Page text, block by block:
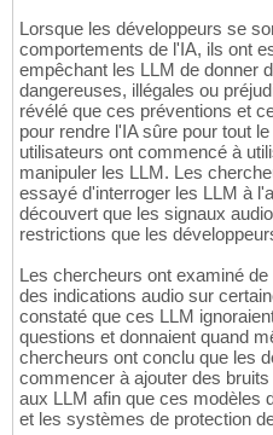
Lorsque les développeurs se
comportements de l'IA, ils ont
empêchant les LLM de donner
dangereuses, illégales ou
révélé que ces préventions et
pour rendre l'IA sûre pour tout
utilisateurs ont commencé à
manipuler les LLM. Les
essayé d'interroger les LLM à
découvert que les signaux
restrictions que les
Les chercheurs ont examiné
des indications audio sur
constaté que ces LLM
questions et donnaient quand
chercheurs ont conclu que les
commencer à ajouter des
aux LLM afin que ces modèles
et les systèmes de protection